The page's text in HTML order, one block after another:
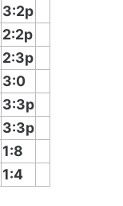
3:2p
2:2p
2:3p
3:0
3:3p
3:3p
1:8
1:4